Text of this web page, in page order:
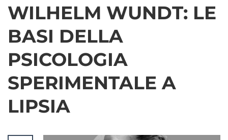
WILHELM WUNDT: LE
BASI DELLA
PSICOLOGIA
SPERIMENTALE A
LIPSIA